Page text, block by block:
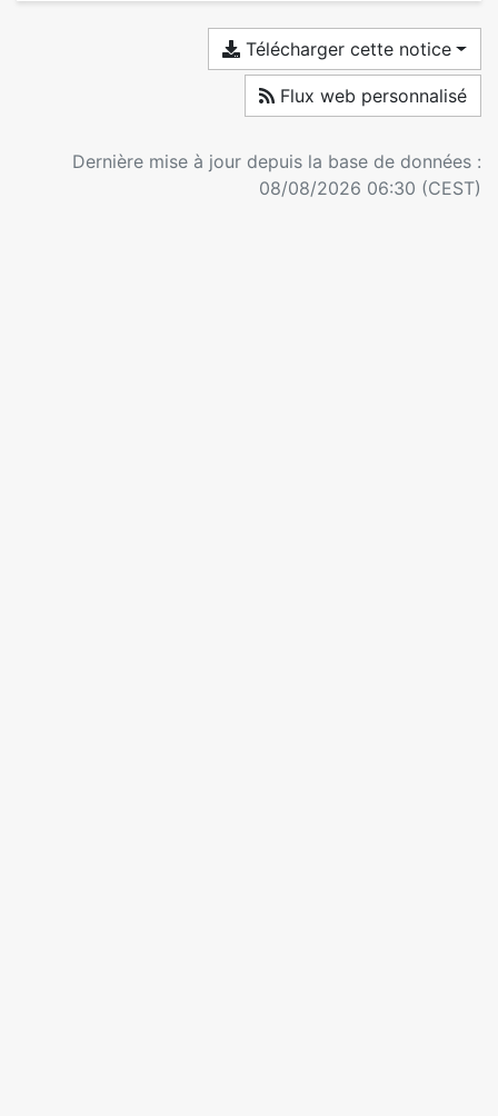
Télécharger cette notice
Flux web personnalisé
Dernière mise à jour depuis la base de données :
08/08/2026 06:30 (CEST)